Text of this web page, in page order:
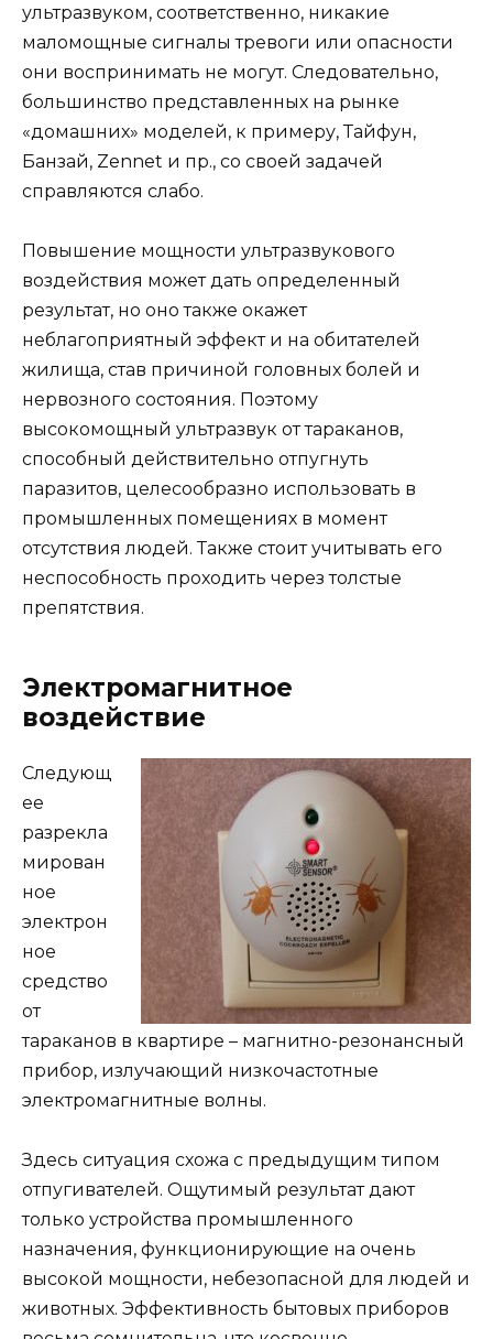
ультразвуком, соответственно, никакие
маломощные сигналы тревоги или опасности
они воспринимать не могут. Следовательно,
большинство представленных на рынке
«домашних» моделей, к примеру, Тайфун,
Банзай, Zennet и пр., со своей задачей
справляются слабо.
Повышение мощности ультразвукового
воздействия может дать определенный
результат, но оно также окажет
неблагоприятный эффект и на обитателей
жилища, став причиной головных болей и
нервозного состояния. Поэтому
высокомощный ультразвук от тараканов,
способный действительно отпугнуть
паразитов, целесообразно использовать в
промышленных помещениях в момент
отсутствия людей. Также стоит учитывать его
неспособность проходить через толстые
препятствия.
Электромагнитное
воздействие
Следующ
ее
разрекла
мирован
ное
электрон
ное
средство
от
тараканов в квартире – магнитно-резонансный
прибор, излучающий низкочастотные
электромагнитные волны.
Здесь ситуация схожа с предыдущим типом
отпугивателей. Ощутимый результат дают
только устройства промышленного
назначения, функционирующие на очень
высокой мощности, небезопасной для людей и
животных. Эффективность бытовых приборов